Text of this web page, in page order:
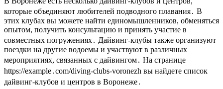
которые объединяют любителей подводного плавания․ В
этих клубах вы можете найти единомышленников, обменяться
опытом, получить консультацию и принять участие в
совместных погружениях․ Дайвинг-клубы также организуют
поездки на другие водоемы и участвуют в различных
мероприятиях, связанных с дайвингом․ На странице
https://example․com/diving-clubs-voronezh вы найдете список
дайвинг-клубов и центров в Воронеже․